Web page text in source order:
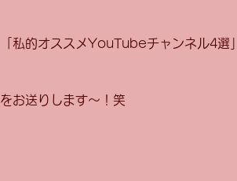
「私的オススメYouTubeチャンネル4選」
をお送りします～！笑